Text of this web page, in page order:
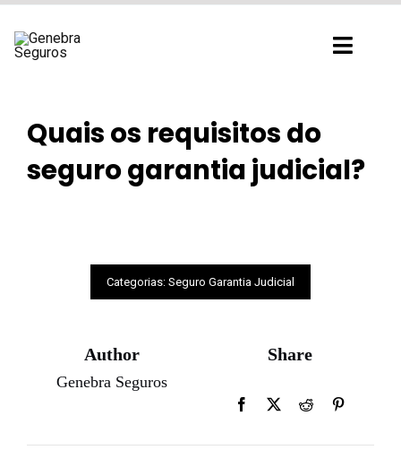
para
Quais os requisitos do
seguro garantia judicial?
Categorias: Seguro Garantia Judicial
Author
Genebra Seguros
Share